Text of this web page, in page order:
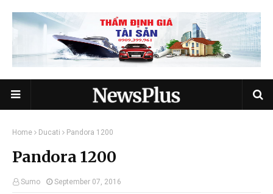
Home Ducati Pandora 1200
Pandora 1200
Sumo September 07, 2016